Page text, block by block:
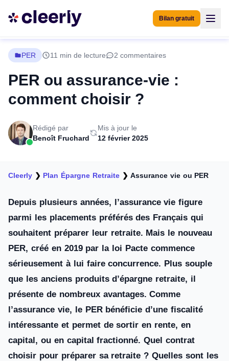
Bilan gratuit
PER 11 min de lecture 2 commentaires
PER ou assurance-vie :
comment choisir ?
Rédigé par
Benoît Fruchard
Mis à jour le
12 février 2025
Cleerly ❯ Plan Épargne Retraite❯Assurance vie ou PER
Depuis plusieurs années, l’assurance vie figure
parmi les placements préférés des Français qui
souhaitent préparer leur retraite. Mais le nouveau
PER, créé en 2019 par la loi Pacte commence
sérieusement à lui faire concurrence. Plus souple
que les anciens produits d’épargne retraite, il
présente de nombreux avantages. Comme
l’assurance vie, le PER bénéficie d’une fiscalité
intéressante et permet de sortir en rente, en
capital, ou en capital fractionné. Quel contrat
choisir pour préparer sa retraite ? Quelles sont les